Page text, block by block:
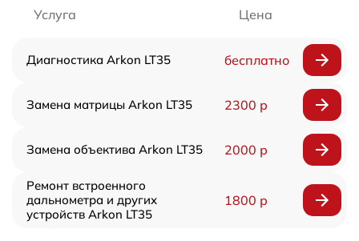
Услуга Цена
Диагностика Arkon LT35 бесплатно
Замена матрицы Arkon LT35 2300 р
Замена объектива Arkon LT35 2000 р
Ремонт встроенного
дальнометра и других
устройств Arkon LT35
1800 р